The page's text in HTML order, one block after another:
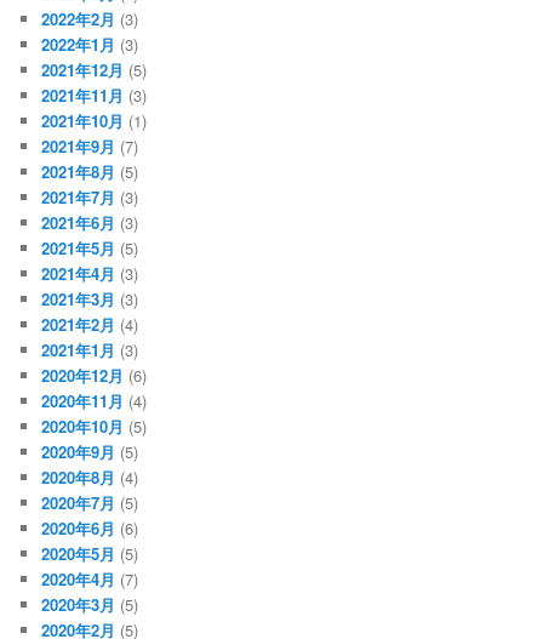
2022年2月 (3)
2022年1月 (3)
2021年12月 (5)
2021年11月 (3)
2021年10月 (1)
2021年9月 (7)
2021年8月 (5)
2021年7月 (3)
2021年6月 (3)
2021年5月 (5)
2021年4月 (3)
2021年3月 (3)
2021年2月 (4)
2021年1月 (3)
2020年12月 (6)
2020年11月 (4)
2020年10月 (5)
2020年9月 (5)
2020年8月 (4)
2020年7月 (5)
2020年6月 (6)
2020年5月 (5)
2020年4月 (7)
2020年3月 (5)
2020年2月 (5)